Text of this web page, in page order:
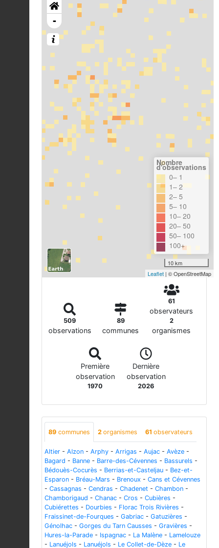
-
Nombre
d'observations
0– 1
1– 2
2– 5
5– 10
10– 20
20– 50
50– 100
100+
10 km
Leaflet | © OpenStreetMap
509
observations
89
communes
61
observateurs
2
organismes
Première
observation
1970
Dernière
observation
2026
89 communes 2 organismes 61 observateurs
Altier - Alzon - Arphy - Arrigas - Aujac - Avèze -
Bagard - Banne - Barre-des-Cévennes - Bassurels -
Bédouès-Cocurès - Berrias-et-Casteljau - Bez-et-
Esparon - Bréau-Mars - Brenoux - Cans et Cévennes
- Cassagnas - Cendras - Chadenet - Chambon -
Chamborigaud - Chanac - Cros - Cubières -
Cubiérettes - Dourbies - Florac Trois Rivières -
Fraissinet-de-Fourques - Gabriac - Gatuzières -
Génolhac - Gorges du Tarn Causses - Gravières -
Hures-la-Parade - Ispagnac - La Malène - Lamelouze
- Lanuéjols - Lanuéjols - Le Collet-de-Dèze - Le